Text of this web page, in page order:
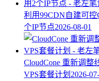
利用99CDN自建可
个IP节点2026-08-01
CloudCone 重新调整
VPS套餐计划 2026-